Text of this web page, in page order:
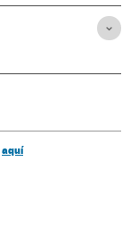
aquí